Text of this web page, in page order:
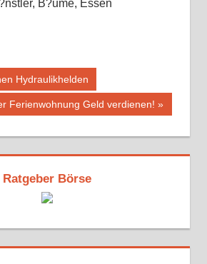
B?ume, Essen
Hydraulikhelden
Ferienwohnung Geld verdienen!
Ratgeber Börse